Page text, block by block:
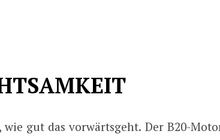
gut das vorwärtsgeht. Der B20-